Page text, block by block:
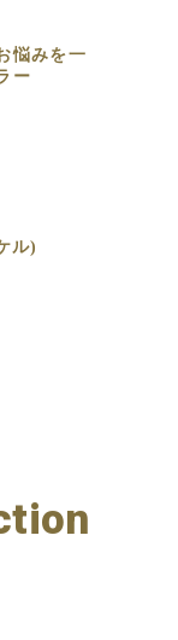
悩みを一
ー
ル)